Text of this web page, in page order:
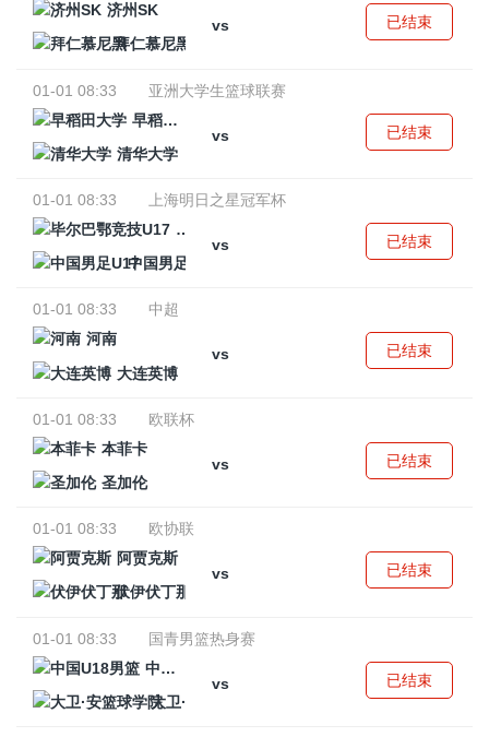
济州SK
vs
拜仁慕尼黑
已结束
01-01 08:33
亚洲大学生篮球联赛
早稻田大学
vs
清华大学
已结束
01-01 08:33
上海明日之星冠军杯
毕尔巴鄂竞技U17
vs
中国男足U17
已结束
01-01 08:33
中超
河南
vs
大连英博
已结束
01-01 08:33
欧联杯
本菲卡
vs
圣加伦
已结束
01-01 08:33
欧协联
阿贾克斯
vs
伏伊伏丁那
已结束
01-01 08:33
国青男篮热身赛
中国U18男篮
vs
大卫·安篮球学院
已结束